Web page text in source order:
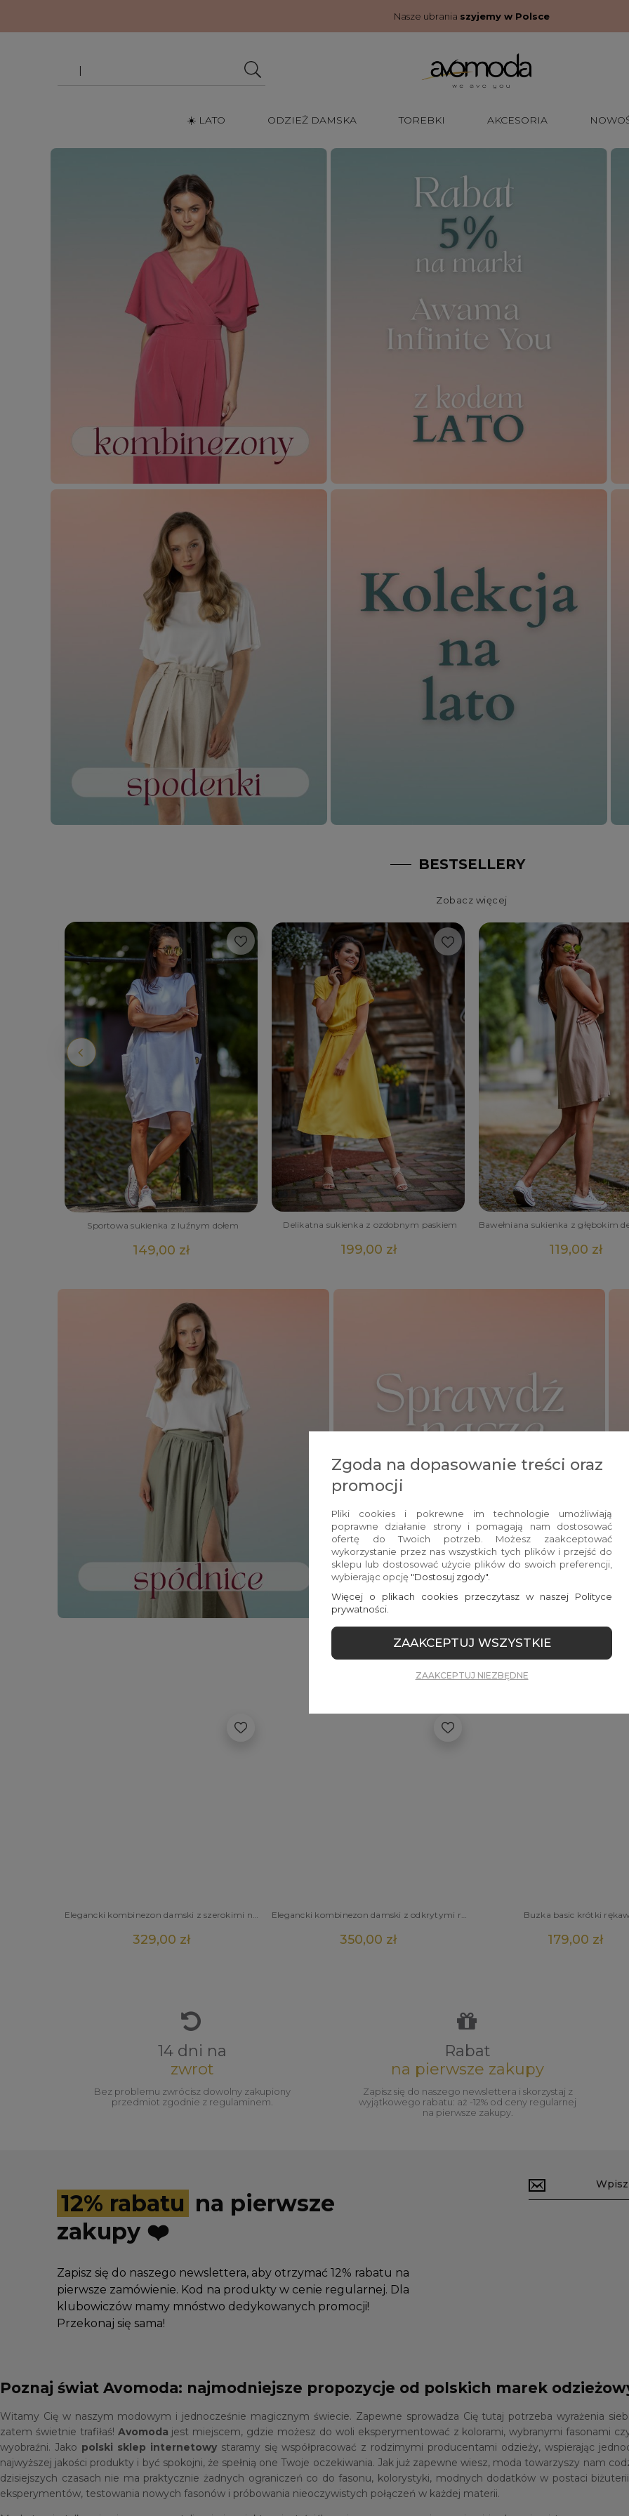
Nasze ubrania szyjemy w Polsce
☀️ LATO ODZIEŻ DAMSKA TOREBKI AKCESORIA
BESTSELLERY
Zobacz więcej
Sportowa sukienka z luźnym dołem
149,00 zł
Delikatna sukienka z ozdobnym paskiem
199,00 zł 119,00 zł
NOWOŚCI
329,00 zł 350,00 zł
Buzka basic krótki rękaw
179,00 zł
14 dni na
zwrot
Bez problemu zwrócisz dowolny zakupiony
przedmiot zgodnie z regulaminem.
Rabat
na pierwsze zakupy
Zapisz się do naszego newslettera i skorzystaj z
wyjątkowego rabatu: aż -12% od ceny regularnej
na pierwsze zakupy.
12% rabatu na pierwsze
zakupy ❤️
Zapisz się do naszego newslettera, aby otrzymać 12% rabatu na
pierwsze zamówienie. Kod na produkty w cenie regularnej. Dla
klubowiczów mamy mnóstwo dedykowanych promocji!
Przekonaj się sama!
Poznaj świat Avomoda: najmodniejsze propozycje od polskich marek
Witamy Cię w naszym modowym i jednocześnie magicznym świecie. Zapewne sprowadza Cię tutaj potrzeba wyrażenia
zatem świetnie trafiłaś! Avomoda jest miejscem, gdzie możesz do woli eksperymentować z kolorami, wybranymi fasonami
wyobraźni. Jako polski sklep internetowy staramy się współpracować z rodzimymi producentami odzieży, wspierając
najwyższej jakości produkty i być spokojni, że spełnią one Twoje oczekiwania. Jak już zapewne wiesz, moda towarzyszy nam
dzisiejszych czasach nie ma praktycznie żadnych ograniczeń co do fasonu, kolorystyki, modnych dodatków w postaci
eksperymentów, testowania nowych fasonów i próbowania nieoczywistych połączeń w każdej materii.
Zgoda na dopasowanie treści oraz
promocji
Pliki cookies i pokrewne im technologie umożliwiają
poprawne działanie strony i pomagają nam dostosować
ofertę do Twoich potrzeb. Możesz zaakceptować
wykorzystanie przez nas wszystkich tych plików i przejść do
sklepu lub dostosować użycie plików do swoich preferencji,
wybierając opcję "Dostosuj zgody"
Więcej o plikach cookies przeczytasz w naszej Polityce
prywatności.
ZAAKCEPTUJ NIEZBĘDNE
ZAAKCEPTUJ WSZYSTKIE